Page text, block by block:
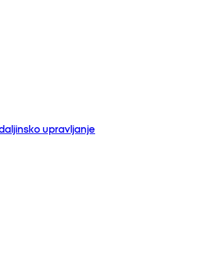
upravljanje